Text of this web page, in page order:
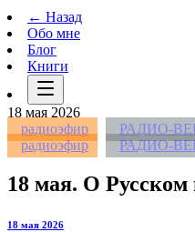
← Назад
Обо мне
Блог
Книги
18 мая 2026
радиоэфир
РАДИО-
радиоэфир
РАДИО-
18 мая. О Русском
18 мая 2026